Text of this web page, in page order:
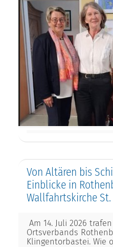
Von Altären bis
Einblicke in
Wallfahrtskirche
Am 14. Juli 2026
Ortsverbands
Klingentorbastei. Wie